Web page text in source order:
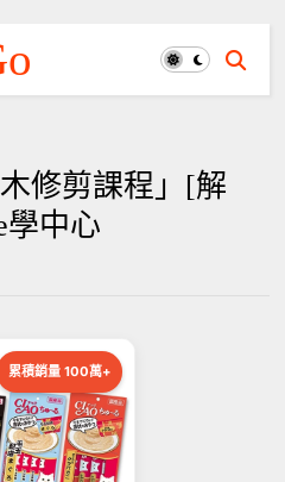
木修剪課程」[解
學中心
累積銷量 100萬+